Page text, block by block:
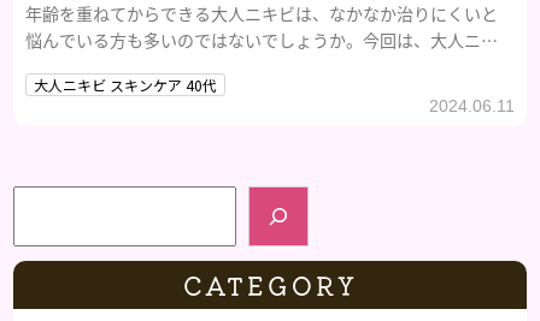
年齢を重ねてからできる大人ニキビは、なかなか治りにくいと
悩んでいる方も多いのではないでしょうか。今回は、大人ニキ
参考にしてみてください。
大人ニキビ スキンケア 40代
2024.06.11
検索
CATEGORY